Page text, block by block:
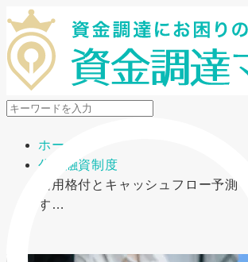
メニューを開閉
ホーム
公的融資制度
信用格付とキャッシュフロー予測
す…